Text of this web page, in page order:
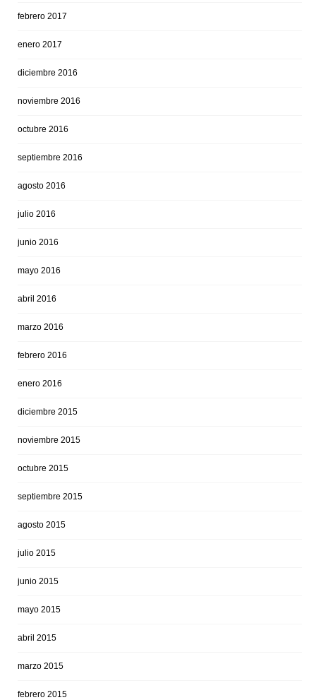
febrero 2017
enero 2017
diciembre 2016
noviembre 2016
octubre 2016
septiembre 2016
agosto 2016
julio 2016
junio 2016
mayo 2016
abril 2016
marzo 2016
febrero 2016
enero 2016
diciembre 2015
noviembre 2015
octubre 2015
septiembre 2015
agosto 2015
julio 2015
junio 2015
mayo 2015
abril 2015
marzo 2015
febrero 2015